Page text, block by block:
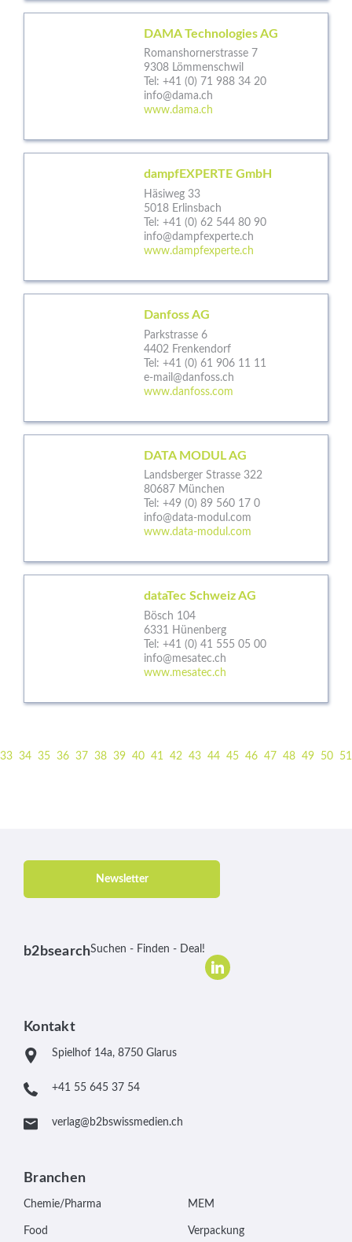
DAMA Technologies AG
Romanshornerstrasse 7
9308 Lömmenschwil
Tel: +41 (0) 71 988 34 20
info@dama.ch
www.dama.ch
dampfEXPERTE GmbH
Häsiweg 33
5018 Erlinsbach
Tel: +41 (0) 62 544 80 90
info@dampfexperte.ch
www.dampfexperte.ch
Danfoss AG
Parkstrasse 6
4402 Frenkendorf
Tel: +41 (0) 61 906 11 11
e-mail@danfoss.ch
www.danfoss.com
DATA MODUL AG
Landsberger Strasse 322
80687 München
Tel: +49 (0) 89 560 17 0
info@data-modul.com
www.data-modul.com
dataTec Schweiz AG
Bösch 104
6331 Hünenberg
Tel: +41 (0) 41 555 05 00
info@mesatec.ch
www.mesatec.ch
33 34 35 36 37 38 39 40 41 42 43 44 45 46 47 48 49 50 51
Newsletter
b2bsearchSuchen - Finden - Deal!
Kontakt
Spielhof 14a, 8750 Glarus
+41 55 645 37 54
verlag@b2bswissmedien.ch
Branchen
Chemie/Pharma
Food
MEM
Verpackung